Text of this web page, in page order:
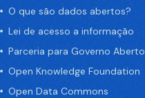
O que são dados abertos?
Lei de acesso a informação
Parceria para Governo Aberto
Open Knowledge Foundation
Open Data Commons